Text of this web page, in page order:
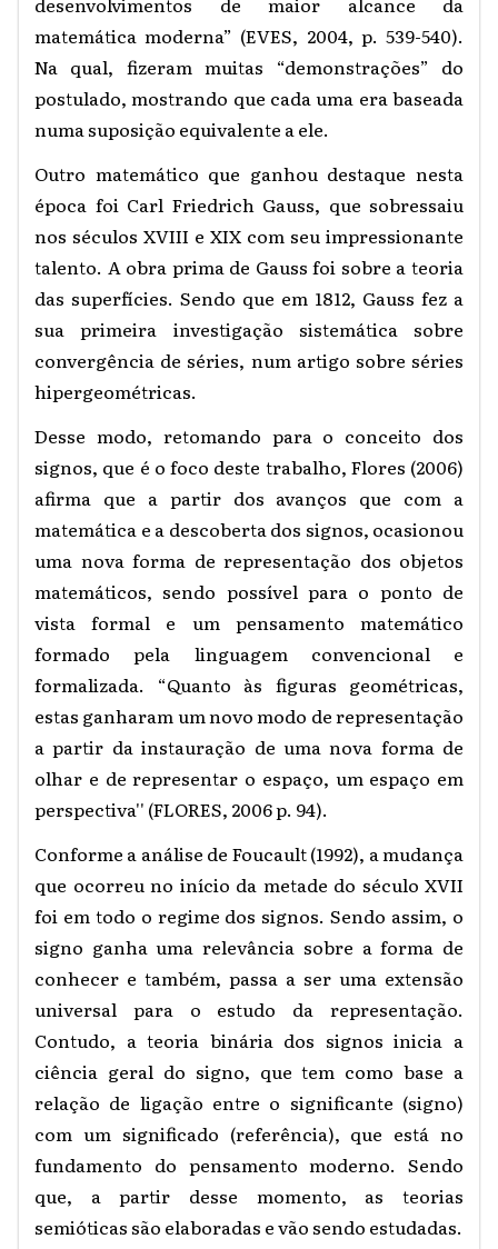
matemática moderna” (EVES, 2004, p. 539-540).
Na qual, fizeram muitas “demonstrações” do
postulado, mostrando que cada uma era baseada
numa suposição equivalente a ele.
Outro matemático que ganhou destaque nesta
época foi Carl Friedrich Gauss, que sobressaiu
nos séculos XVIII e XIX com seu impressionante
talento. A obra prima de Gauss foi sobre a teoria
das superfícies. Sendo que em 1812, Gauss fez a
sua primeira investigação sistemática sobre
convergência de séries, num artigo sobre séries
hipergeométricas.
Desse modo, retomando para o conceito dos
signos, que é o foco deste trabalho, Flores (2006)
afirma que a partir dos avanços que com a
matemática e a descoberta dos signos, ocasionou
uma nova forma de representação dos objetos
matemáticos, sendo possível para o ponto de
vista formal e um pensamento matemático
formado pela linguagem convencional e
formalizada. “Quanto às figuras geométricas,
estas ganharam um novo modo de representação
a partir da instauração de uma nova forma de
olhar e de representar o espaço, um espaço em
perspectiva'' (FLORES, 2006 p. 94).
Conforme a análise de Foucault (1992), a mudança
que ocorreu no início da metade do século XVII
foi em todo o regime dos signos. Sendo assim, o
signo ganha uma relevância sobre a forma de
conhecer e também, passa a ser uma extensão
universal para o estudo da representação.
Contudo, a teoria binária dos signos inicia a
ciência geral do signo, que tem como base a
relação de ligação entre o significante (signo)
com um significado (referência), que está no
fundamento do pensamento moderno. Sendo
que, a partir desse momento, as teorias
semióticas são elaboradas e vão sendo estudadas.